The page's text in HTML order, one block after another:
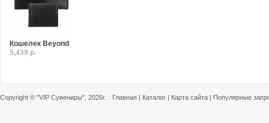
Кошелек Beyond
5,439 р.
Copyright © "VIP Сувениры" , 2026г. Главная | Каталог | Карта сайта | Популярные